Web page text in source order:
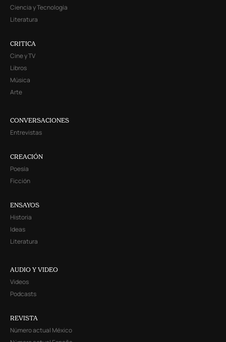
Ciencia y Tecnología
Literatura
CRITICA
Cine y TV
Libros
Música
Arte
CONVERSACIONES
Entrevistas
CREACIÓN
Poesía
Ficción
ENSAYOS
Historia
Ideas
Literatura
AUDIO Y VIDEO
Videos
Podcasts
REVISTA
Número actual México